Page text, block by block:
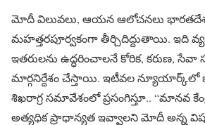
మోదీ విలువలు, ఆయన ఆలోచనలు
మహత్తరపూర్వకంగా తీర్చిదిద్దుతాయి. ఇది
ఇతరులను ఉద్ధరించాలనే కోరిక, కరుణ,
మార్గనిర్దేశం చేస్తాయి. ఇటీవల న్యూయార్క్‌లో
శిఖరాగ్ర సమావేశంలో ప్రసంగిస్తూ.. “మానవ
అత్యధిక ప్రాధాన్యత ఇవ్వాలని మోదీ అన్న